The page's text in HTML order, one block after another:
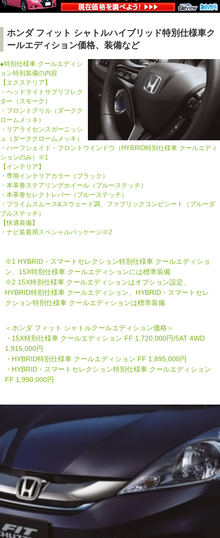
ホンダ フィット シャトルハイブリッド特別仕様車ク
ールエディション価格、装備など
●特別仕様車 クールエディシ
ョン特別装備の内容
【エクステリア】
・ヘッドライトサブリフレク
ター（スモーク）
・フロントグリル（ダークク
ロームメッキ）
・リアライセンスガーニッシ
ュ（ダーククロームメッキ）
・ハーフシェイド・フロントウインドウ（HYBRID特別仕様車 クールエディ
ションのみ）※1
【インテリア】
・専用インテリアカラー（ブラック）
・本革巻ステアリングホイール（ブルーステッチ）
・本革巻セレクトレバー（ブルーステッチ）
・プライムスムース&スウェード調、ファブリックコンビシート（ブルーダ
ブルステッチ）
【快適装備】
・ナビ装着用スペシャルパッケージ※2
※1 HYBRID・スマートセレクション特別仕様車 クールエディショ
ン、15X特別仕様車 クールエディションには標準装備
※2 15X特別仕様車 クールエディションはオプション設定、
HYBRID特別仕様車 クールエディション、HYBRID・スマートセレ
クション特別仕様車 クールエディションは標準装備
＜ホンダ フィット シャトルクールエディション価格＞
・15X特別仕様車 クールエディション FF 1,720,000円/5AT 4WD
1,915,000円
・HYBRID特別仕様車 クールエディション FF 1,895,000円
・HYBRID・スマートセレクション特別仕様車 クールエディション
FF 1,990,000円